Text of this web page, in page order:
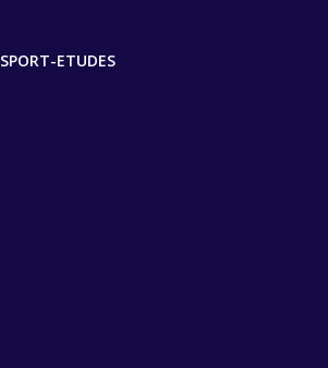
SPORT-ETUDES